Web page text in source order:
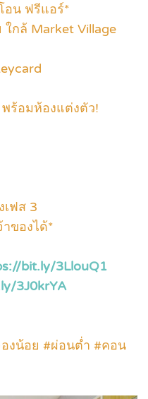
อน ฟรีแอร์*
กล้ Market Village
ร้อมห้องแต่งตัว!
เฟส 3
าของได้*
bit.ly/3LlouQ1
3J0krYA
งน้อย #ผ่อนต่ำ #คอน